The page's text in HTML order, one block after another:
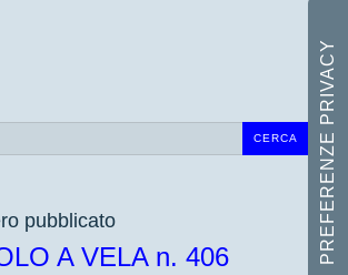
CERCA
pubblicato
A VELA n. 406